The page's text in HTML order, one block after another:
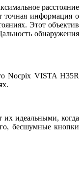
расстояние
точная информация о
Этот объектив
обнаружения
Nocpix VISTA H35R
их идеальными, когда
бесшумные кнопки